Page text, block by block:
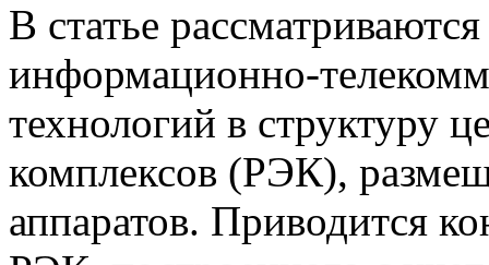
В статье
информационно-
технологий в структуру
комплексов (РЭК),
аппаратов. Приводится